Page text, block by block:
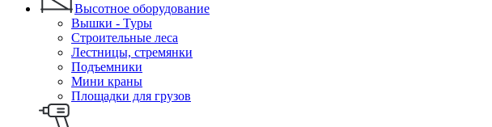
Высотное оборудование
Вышки - Туры
Строительные леса
Лестницы, стремянки
Подъемники
Мини краны
Площадки для грузов